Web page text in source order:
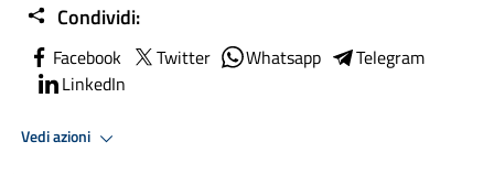
Condividi:
Facebook Twitter Whatsapp
Telegram
LinkedIn
Vedi azioni